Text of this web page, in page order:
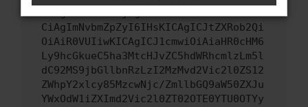
ewogICJuYW1lIjogIk5ldHdvcmtFcnJvciIs
CiAgImNvbmZpZyI6IHsKICAgICJtZXRob2Qi
OiAiR0VUIiwKICAgICJ1cmwiOiAiaHR0cHM6
Ly9hcGkueC5ha3MtcHJvZC5hdWRhcmlzLm5l
dC92MS9jbGllbnRzLzI2MzMvd2Vic2l0ZS12
ZWhpY2xlcy85MzcwNjc/ZmllbGQ9aW50ZXJu
YWxOdW1iZXImd2Vic2l0ZT02OTE0YTU0OTYy